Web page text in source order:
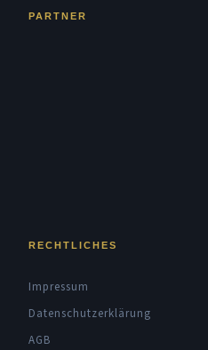
PARTNER
RECHTLICHES
Impressum
Datenschutzerklärung
AGB